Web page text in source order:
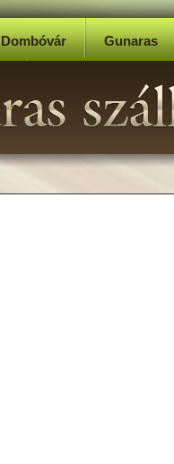
Dombóvár Gunaras